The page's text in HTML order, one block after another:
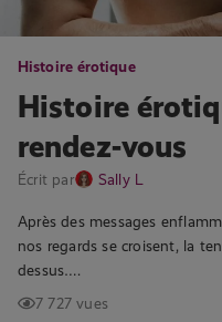
Histoire érotique
Histoire
rendez-vous
Écrit par Sally L
Après des messages
nos regards se croisent, la
dessus….
7 727 vues